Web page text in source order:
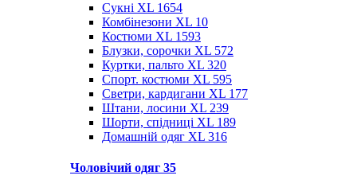
Cукні XL 1654
Комбінезони XL 10
Костюми XL 1593
Блузки, сорочки XL 572
Куртки, пальто XL 320
Спорт. костюми XL 595
Светри, кардигани XL 177
Штани, лосини XL 239
Шорти, спідниці XL 189
Домашній одяг XL 316
Чоловічий одяг 35